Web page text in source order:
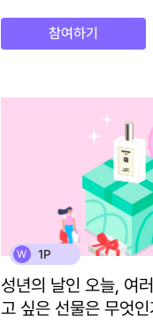
참여하기
W 1P
성년의 날인 오늘, 여
고 싶은 선물은 무엇